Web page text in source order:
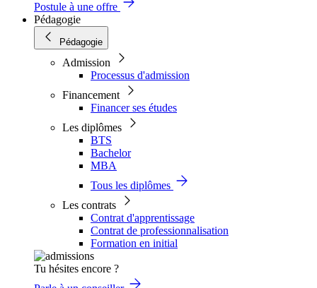
Postule à une offre
Pédagogie
Pédagogie
Admission
Processus d'admission
Financement
Financer ses études
Les diplômes
BTS
Bachelor
MBA
Tous les diplômes
Les contrats
Contrat d'apprentissage
Contrat de professionnalisation
Formation en initial
Tu hésites encore ?